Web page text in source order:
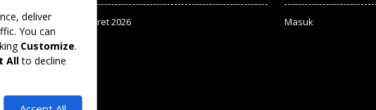
Maret 2026 Masuk
deliver
You can
Customize.
Allto decline